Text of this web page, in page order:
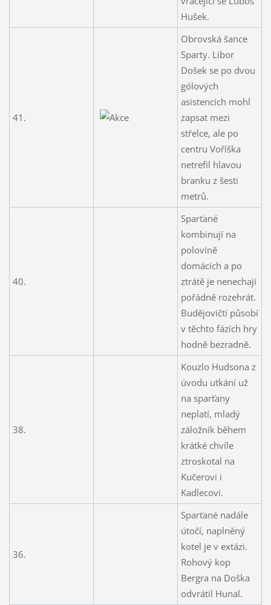
Hušek.
41.
Obrovská šance
Sparty. Libor
Došek se po dvou
gólových
asistencích mohl
zapsat mezi
střelce, ale po
centru Voříška
netrefil hlavou
branku z šesti
metrů.
40.
Sparťané
kombinují na
polovině
domácích a po
ztrátě je nenechají
pořádně rozehrát.
Budějovičtí působí
v těchto fázích hry
hodně bezradně.
38.
Kouzlo Hudsona z
úvodu utkání už
na sparťany
neplatí, mladý
záložník během
krátké chvíle
ztroskotal na
Kučerovi i
Kadlecovi.
36.
Sparťané nadále
útočí, naplněný
kotel je v extázi.
Rohový kop
Bergra na Doška
odvrátil Hunal.